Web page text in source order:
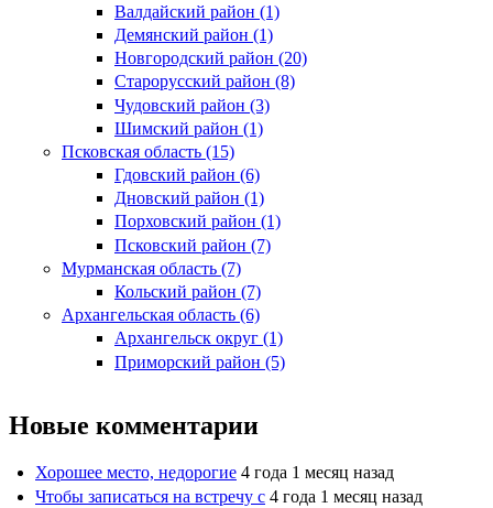
Валдайский район (1)
Демянский район (1)
Новгородский район (20)
Старорусский район (8)
Чудовский район (3)
Шимский район (1)
Псковская область (15)
Гдовский район (6)
Дновский район (1)
Порховский район (1)
Псковский район (7)
Мурманская область (7)
Кольский район (7)
Архангельская область (6)
Архангельск округ (1)
Приморский район (5)
Новые комментарии
Хорошее место, недорогие 4 года 1 месяц назад
Чтобы записаться на встречу с 4 года 1 месяц назад